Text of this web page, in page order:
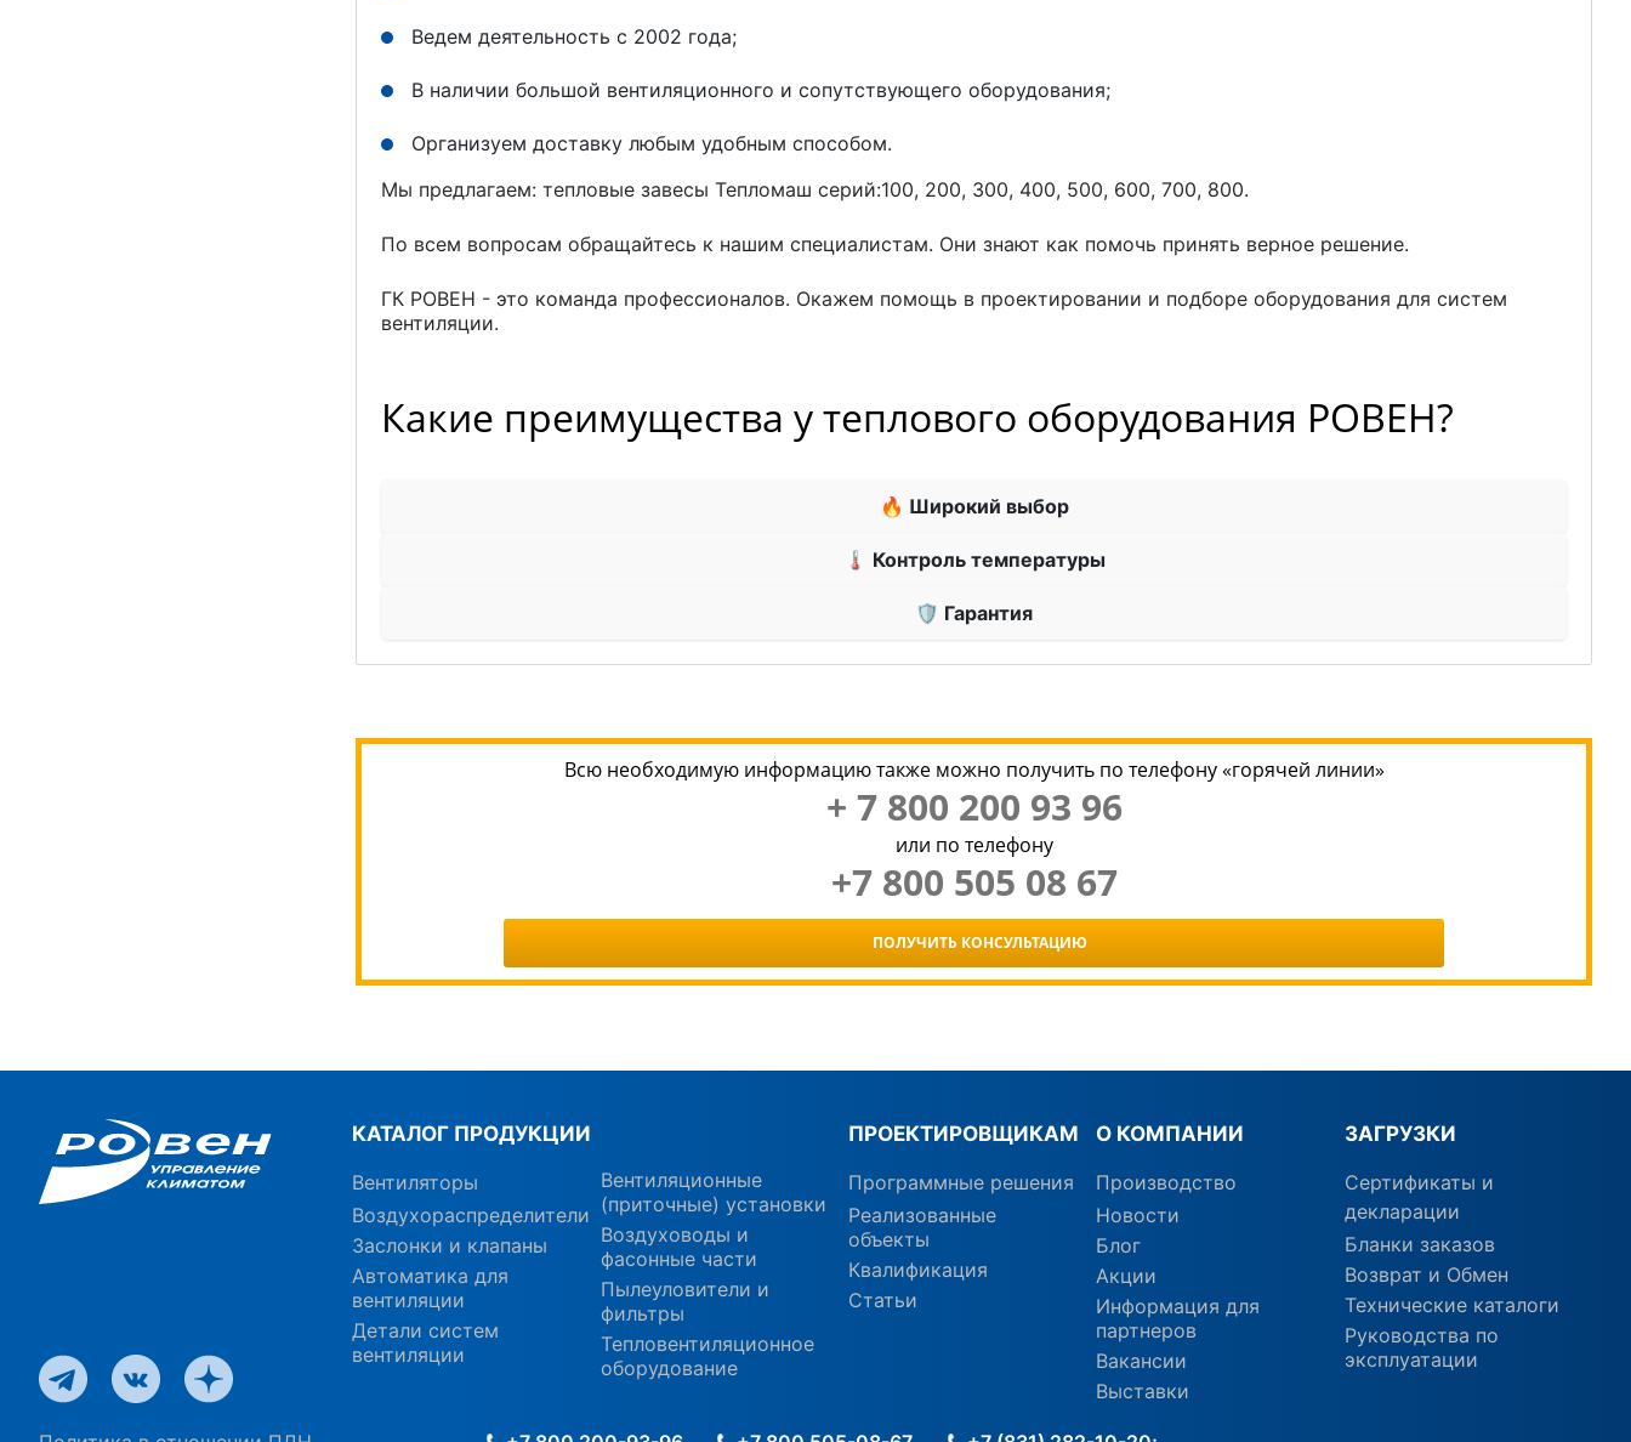
Ведем деятельность с 2002 года;
В наличии большой вентиляционного и сопутствующего оборудования;
Организуем доставку любым удобным способом.
Мы предлагаем: тепловые завесы Тепломаш серий:100, 200, 300, 400, 500, 600, 700, 800.
По всем вопросам обращайтесь к нашим специалистам. Они знают как помочь принять верное решение.
ГК РОВЕН - это команда профессионалов. Окажем помощь в проектировании и подборе оборудования для систем
вентиляции.
Какие преимущества у теплового оборудования РОВЕН?
🔥 Широкий выбор
🌡 Контроль температуры
🛡 Гарантия
Всю необходимую информацию также можно получить по телефону «горячей линии»
+ 7 800 200 93 96
или по телефону
+7 800 505 08 67
ПОЛУЧИТЬ КОНСУЛЬТАЦИЮ
КАТАЛОГ ПРОДУКЦИИ
Вентиляторы
Воздухораспределители
Заслонки и клапаны
Автоматика для
вентиляции
Детали систем
вентиляции
Вентиляционные
(приточные) установки
Воздуховоды и
фасонные части
Пылеуловители и
фильтры
Тепловентиляционное
оборудование
ПРОЕКТИРОВЩИКАМ
Программные решения
Реализованные
объекты
Квалификация
Статьи
О КОМПАНИИ
Производство
Новости
Блог
Акции
Информация для
партнеров
Вакансии
Выставки
ЗАГРУЗКИ
Сертификаты и
декларации
Бланки заказов
Возврат и Обмен
Технические каталоги
Руководства по
эксплуатации